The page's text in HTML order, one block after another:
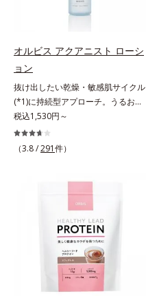
オルビス アクアニスト ローシ
ョン
抜け出したい乾燥・敏感肌サイクル
(*1)に持続型アプローチ。うるおい
を追求した敏感肌用保湿スキンケア
(*2)。うるおいを逃し、刺激を受け
やすい角層の“乾燥敏感スランプ
「オルビス アクアニスト」。乾燥
敏感スランプの原因にアプローチす
る持続型トリプルアミノ酸(*4)を配
合。もともと体内にあるアミノ酸は
異物として排出されにくく、肌にと
どまってうるおいを蓄えてくれま
す。刺激を受けやすくなった角層を
税込1,530円～
（3.8 /291件）